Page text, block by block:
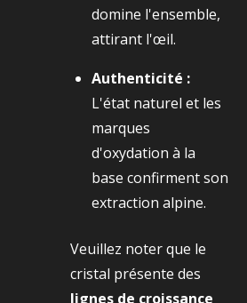
domine l'ensemble,
attirant l'œil.
Authenticité :
L'état naturel et les
marques
d'oxydation à la
base confirment son
extraction alpine.
Veuillez noter que le
cristal présente des
lignes de croissance